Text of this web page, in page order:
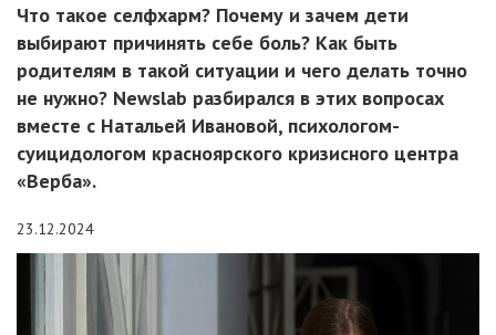
Что такое селфхарм? Почему и зачем дети
выбирают причинять себе боль? Как быть
родителям в такой ситуации и чего делать точно
не нужно? Newslab разбирался в этих вопросах
вместе с Натальей Ивановой, психологом-
суицидологом красноярского кризисного центра
«Верба».
23.12.2024